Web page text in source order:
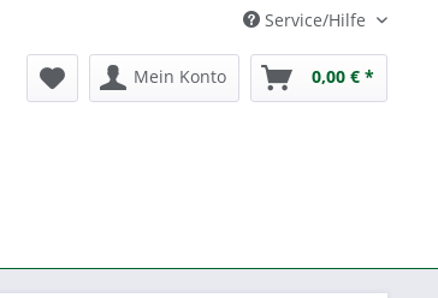
Service/Hilfe
Mein Konto 0,00 € *